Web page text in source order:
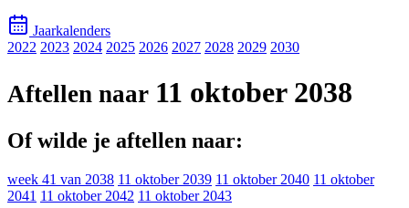
Jaarkalenders
2022 2023 2024 2025 2026 2027 2028 2029 2030
Aftellen naar 11 oktober 2038
Of wilde je aftellen naar:
week 41 van 2038 11 oktober 2039 11 oktober 2040 11 oktober
2041 11 oktober 2042 11 oktober 2043